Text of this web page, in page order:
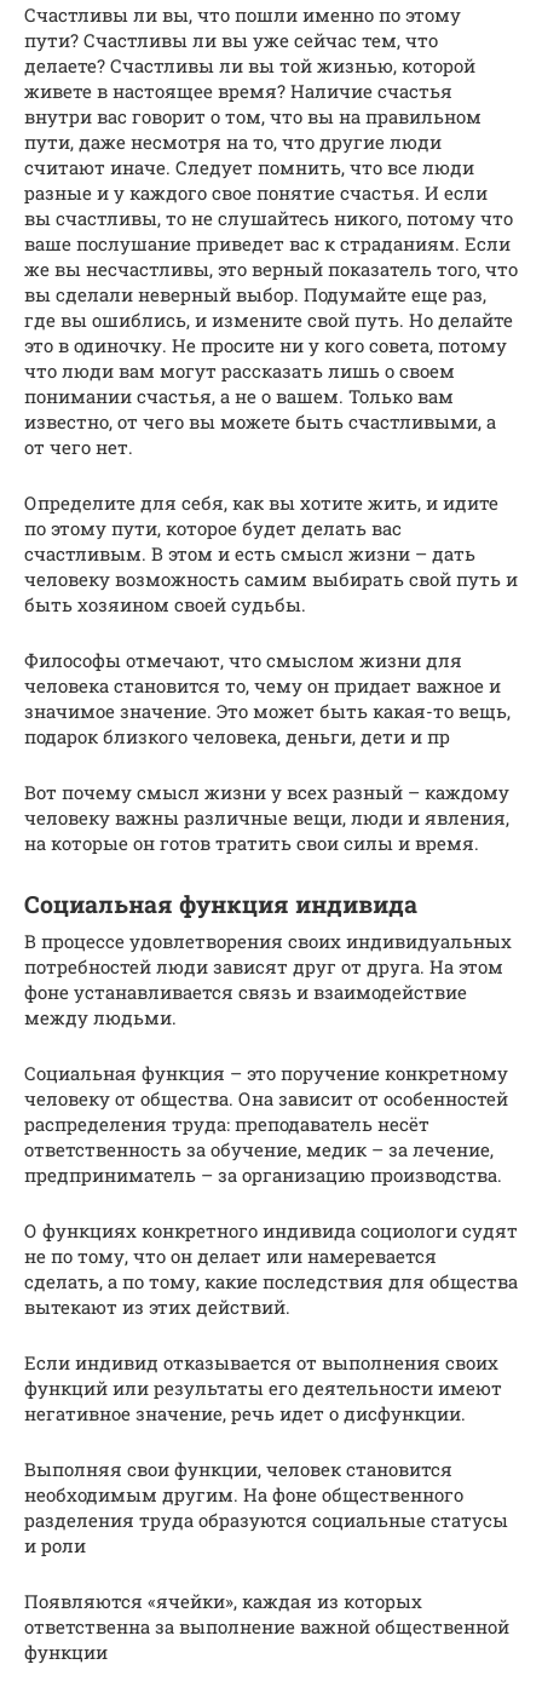
Счастливы ли вы, что пошли именно по этому
пути? Счастливы ли вы уже сейчас тем, что
делаете? Счастливы ли вы той жизнью, которой
живете в настоящее время? Наличие счастья
внутри вас говорит о том, что вы на правильном
пути, даже несмотря на то, что другие люди
считают иначе. Следует помнить, что все люди
разные и у каждого свое понятие счастья. И если
вы счастливы, то не слушайтесь никого, потому что
ваше послушание приведет вас к страданиям. Если
же вы несчастливы, это верный показатель того, что
вы сделали неверный выбор. Подумайте еще раз,
где вы ошиблись, и измените свой путь. Но делайте
это в одиночку. Не просите ни у кого совета, потому
что люди вам могут рассказать лишь о своем
понимании счастья, а не о вашем. Только вам
известно, от чего вы можете быть счастливыми, а
от чего нет.
Определите для себя, как вы хотите жить, и идите
по этому пути, которое будет делать вас
счастливым. В этом и есть смысл жизни – дать
человеку возможность самим выбирать свой путь и
быть хозяином своей судьбы.
Философы отмечают, что смыслом жизни для
человека становится то, чему он придает важное и
значимое значение. Это может быть какая-то вещь,
подарок близкого человека, деньги, дети и пр
Вот почему смысл жизни у всех разный – каждому
человеку важны различные вещи, люди и явления,
на которые он готов тратить свои силы и время.
Социальная функция индивида
В процессе удовлетворения своих индивидуальных
потребностей люди зависят друг от друга. На этом
фоне устанавливается связь и взаимодействие
между людьми.
Социальная функция – это поручение конкретному
человеку от общества. Она зависит от особенностей
распределения труда: преподаватель несёт
ответственность за обучение, медик – за лечение,
предприниматель – за организацию производства.
О функциях конкретного индивида социологи судят
не по тому, что он делает или намеревается
сделать, а по тому, какие последствия для общества
вытекают из этих действий.
Если индивид отказывается от выполнения своих
функций или результаты его деятельности имеют
негативное значение, речь идет о дисфункции.
Выполняя свои функции, человек становится
необходимым другим. На фоне общественного
разделения труда образуются социальные статусы
и роли
Появляются «ячейки», каждая из которых
ответственна за выполнение важной общественной
функции